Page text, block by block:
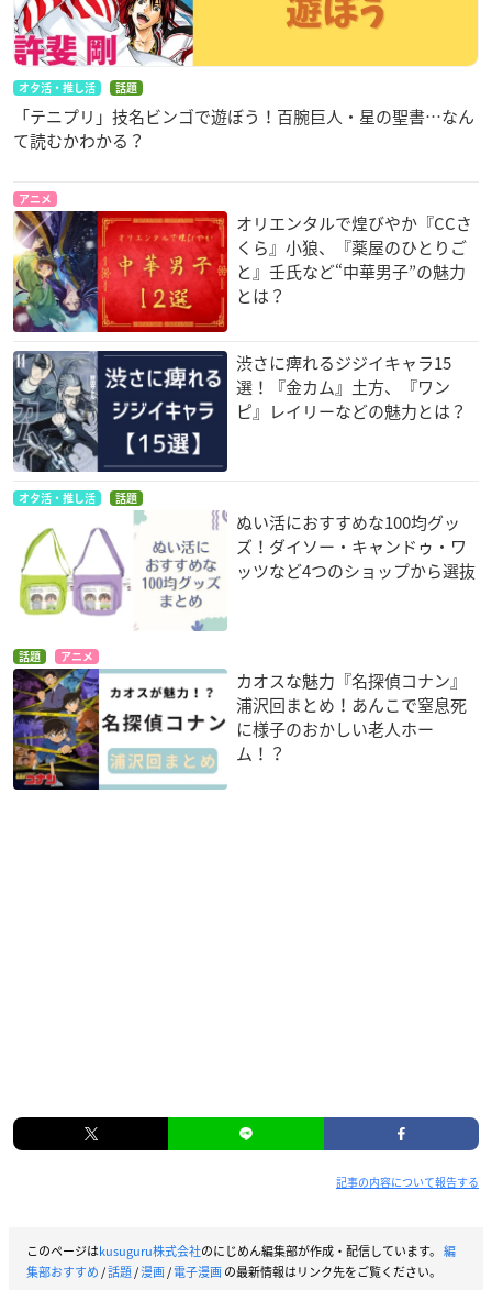
オタ活・推し活 話題
「テニプリ」技名ビンゴで遊ぼう！百腕巨人・星の聖書…なん
て読むかわかる？
アニメ
オリエンタルで煌びやか『CCさ
くら』小狼、『薬屋のひとりご
と』壬氏など“中華男子”の魅力
とは？
渋さに痺れるジジイキャラ15
選！『金カム』土方、『ワン
ピ』レイリーなどの魅力とは？
オタ活・推し活 話題
ぬい活におすすめな100均グッ
ズ！ダイソー・キャンドゥ・ワ
ッツなど4つのショップから選抜
話題 アニメ
カオスな魅力『名探偵コナン』
浦沢回まとめ！あんこで窒息死
に様子のおかしい老人ホー
ム！？
記事の内容について報告する
このページはkusuguru株式会社のにじめん編集部が作成・配信しています。 編
集部おすすめ/話題/漫画/電子漫画の最新情報はリンク先をご覧ください。